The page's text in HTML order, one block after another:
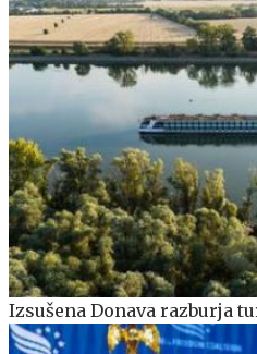
Izsušena Donava razburja